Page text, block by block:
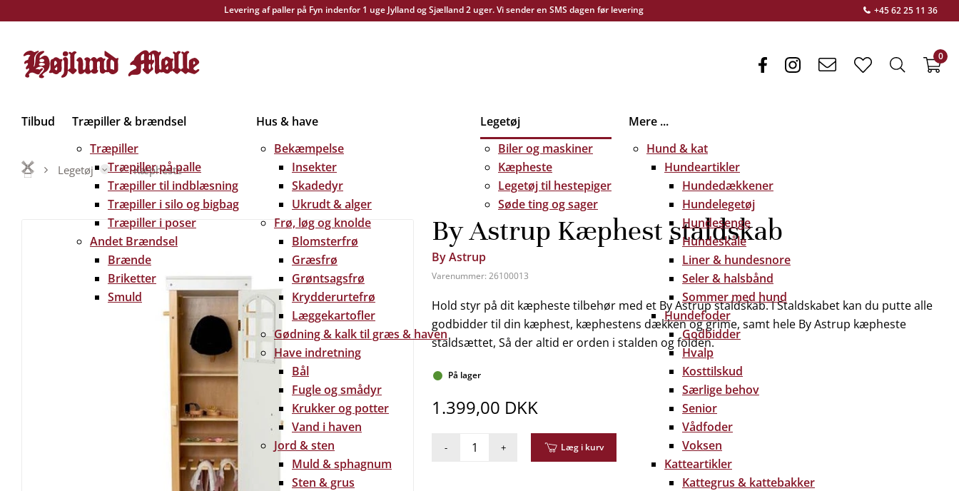
Levering af paller på Fyn indenfor 1 uge Jylland og Sjælland 2 uger. Vi sender en SMS dagen før levering +45 62 25 11 36
Tilbud
Træpiller & brændsel
Træpiller
Træpiller på palle
Træpiller til indblæsning
Træpiller i silo og bigbag
Træpiller i poser
Andet Brændsel
Brænde
Briketter
Smuld
Hus & have
Bekæmpelse
Insekter
Skadedyr
Ukrudt & alger
Frø, løg og knolde
Blomsterfrø
Græsfrø
Grøntsagsfrø
Krydderurtefrø
Læggekartofler
Gødning & kalk til græs & haven
Have indretning
Bål
Fugle og smådyr
Krukker og potter
Vand i haven
Jord & sten
Muld & sphagnum
Sten & grus
Legetøj
Biler og maskiner
Kæpheste
Legetøj til hestepiger
Søde ting og sager
Mere ...
Hund & kat
Hundeartikler
Hundedækkener
Hundelegetøj
Hundesenge
Hundeskåle
Liner & hundesnore
Seler & halsbånd
Sommer med hund
Hundefoder
Godbidder
Hvalp
Kosttilskud
Særlige behov
Senior
Vådfoder
Voksen
Katteartikler
Kattegrus & kattebakker
facebookinstagramenvelopeheart
search0
Legetøj Kæpheste
By Astrup Kæphest staldskab
By Astrup
Varenummer: 26100013
Hold styr på dit kæpheste tilbehør med et By Astrup staldskab. I Staldskabet kan du putte alle
godbidder til din kæphest, kæphestens dækken og grime, samt hele By Astrup kæpheste
staldsættet, Så der altid er orden i stalden og folden.
På lager
1.399,00 DKK
- + Læg i kurv